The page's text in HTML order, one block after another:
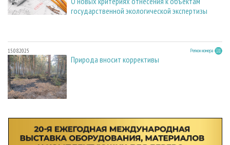
государственной экологической экспертизы
15.08.2025 Регион номера
Природа вносит коррективы